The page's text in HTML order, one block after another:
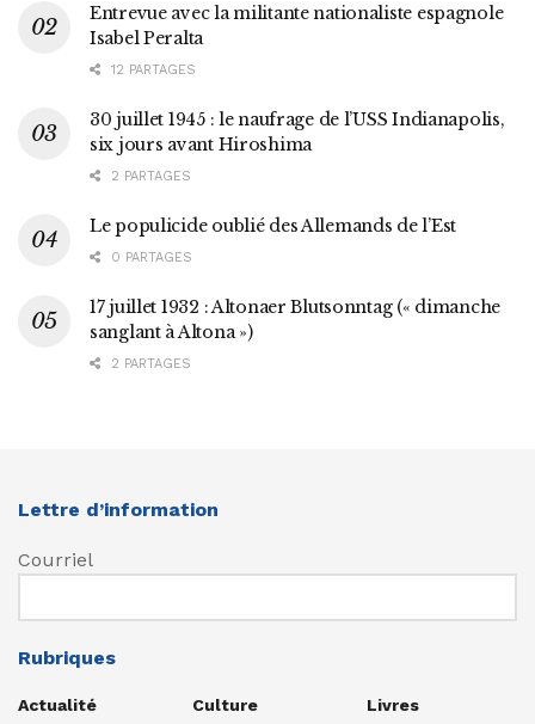
Entrevue avec la militante nationaliste espagnole
Isabel Peralta
12 PARTAGES
30 juillet 1945 : le naufrage de l’USS Indianapolis,
six jours avant Hiroshima
2 PARTAGES
Le populicide oublié des Allemands de l’Est
0 PARTAGES
17 juillet 1932 : Altonaer Blutsonntag (« dimanche
sanglant à Altona »)
2 PARTAGES
Lettre d’information
Courriel
Rubriques
Actualité
Culture
Livres